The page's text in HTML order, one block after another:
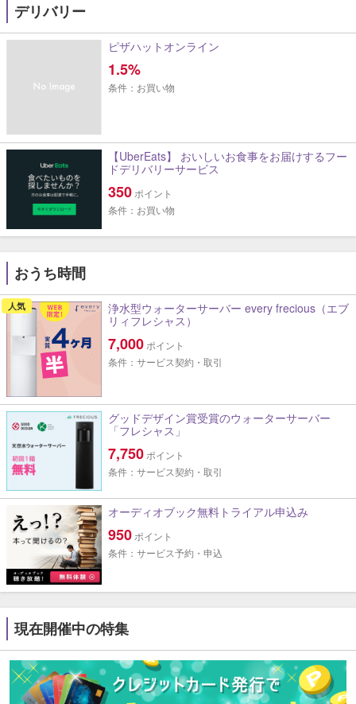
デリバリー
ピザハットオンライン
1.5%
条件：お買い物
【UberEats】 おいしいお食事をお届けするフー
ドデリバリーサービス
350 ポイント
条件：お買い物
おうち時間
人気
浄水型ウォーターサーバー every frecious（エブ
リィフレシャス）
7,000 ポイント
条件：サービス契約・取引
グッドデザイン賞受賞のウォーターサーバー
「フレシャス」
7,750 ポイント
条件：サービス契約・取引
オーディオブック無料トライアル申込み
950 ポイント
条件：サービス予約・申込
現在開催中の特集